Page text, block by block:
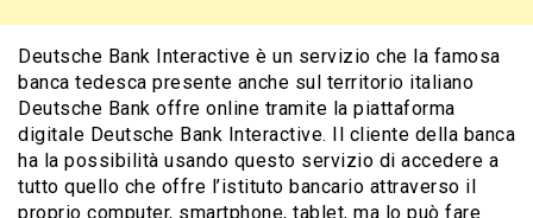
Deutsche Bank Interactive è un servizio che la famosa
banca tedesca presente anche sul territorio italiano
Deutsche Bank offre online tramite la piattaforma
digitale Deutsche Bank Interactive. Il cliente della banca
ha la possibilità usando questo servizio di accedere a
tutto quello che offre l’istituto bancario attraverso il
proprio computer, smartphone, tablet, ma lo può fare